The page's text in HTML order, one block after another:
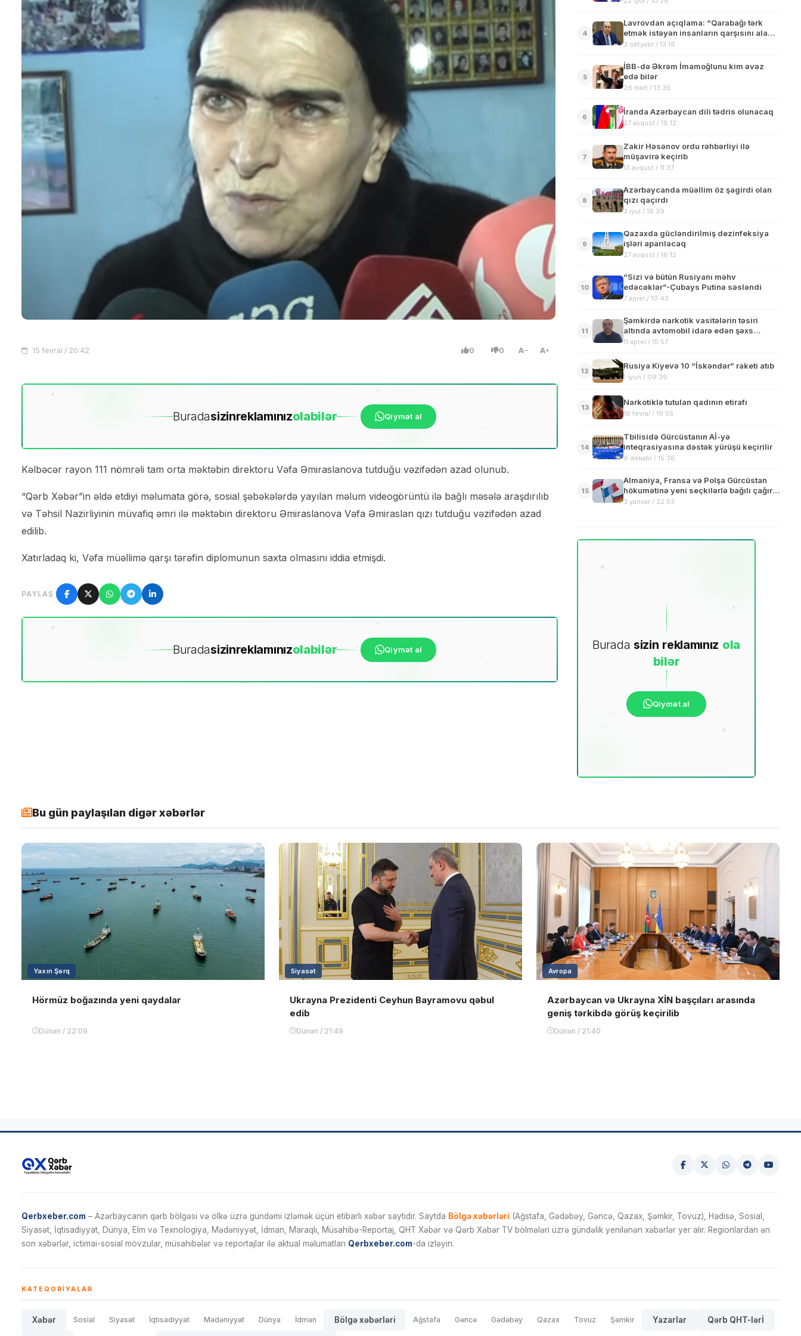
15 fevral / 20:42 0 0 A A
Buradasizinreklamınızolabilər Qiymət al
Kəlbəcər rayon 111 nömrəli tam orta məktəbin direktoru Vəfa Əmiraslanova tutduğu vəzifədən azad olunub.
“Qərb Xəbər”in əldə etdiyi məlumata görə, sosial şəbəkələrdə yayılan məlum videogörüntü ilə bağlı məsələ araşdırılıb
və Təhsil Nazirliyinin müvafiq əmri ilə məktəbin direktoru Əmiraslanova Vəfa Əmiraslan qızı tutduğu vəzifədən azad
edilib.
Xatırladaq ki, Vəfa müəllimə qarşı tərəfin diplomunun saxta olmasını iddia etmişdi.
PAYLAŞ
Buradasizinreklamınızolabilər Qiymət al
4
Lavrovdan açıqlama: “Qarabağı tərk
etmək istəyən insanların qarşısını ala
bilmərik”
3 oktyabr / 13:16
5
İBB-də Əkrəm İmamoğlunu kim əvəz
edə bilər
26 mart / 13:36
6
İranda Azərbaycan dili tədris olunacaq
27 avqust / 18:12
7
Zakir Həsənov ordu rəhbərliyi ilə
müşavirə keçirib
13 avqust / 11:37
8
Azərbaycanda müəllim öz şagirdi olan
qızı qaçırdı
3 iyul / 18:39
9
Qazaxda gücləndirilmiş dezinfeksiya
işləri aparılacaq
27 avqust / 16:12
10
“Sizi və bütün Rusiyanı məhv
edəcəklər”-Çubays Putinə səsləndi
7 aprel / 10:43
11
Şəmkirdə narkotik vasitələrin təsiri
altında avtomobil idarə edən şəxs
saxlanılıb
11 aprel / 15:57
12
Rusiya Kiyevə 10 “İskəndər” raketi atıb
1 iyun / 09:39
13
Narkotiklə tutulan qadının etirafı
16 fevral / 19:55
14
Tbilisidə Gürcüstanın Aİ-yə
inteqrasiyasına dəstək yürüşü keçirilir
9 dekabr / 15:36
15
Almaniya, Fransa və Polşa Gürcüstan
hökumətinə yeni seçkilərlə bağılı çağırış
edib
3 yanvar / 22:53
Burada sizin reklamınız ola
bilər
Qiymət al
Bu gün paylaşılan digər xəbərlər
Yaxın Şərq
Hörmüz boğazında yeni qaydalar
Dünən / 22:09
Siyasət
Ukrayna Prezidenti Ceyhun Bayramovu qəbul
edib
Dünən / 21:49
Avropa
Azərbaycan və Ukrayna XİN başçıları arasında
geniş tərkibdə görüş keçirilib
Dünən / 21:40
Qerbxeber.com – Azərbaycanın qərb bölgəsi və ölkə üzrə gündəmi izləmək üçün etibarlı xəbər saytıdır. Saytda Bölgə xəbərləri (Ağstafa, Gədəbəy, Gəncə, Qazax, Şəmkir, Tovuz), Hadisə, Sosial,
Siyasət, İqtisadiyyat, Dünya, Elm və Texnologiya, Mədəniyyət, İdman, Maraqlı, Müsahibə-Reportaj, QHT Xəbər və Qərb Xəbər TV bölmələri üzrə gündəlik yenilənən xəbərlər yer alır. Regionlardan ən
son xəbərlər, ictimai-sosial mövzular, müsahibələr və reportajlar ilə aktual məlumatları Qerbxeber.com-da izləyin.
KATEQORIYALAR
Xəbər Sosial Siyasət İqtisadiyyat Mədəniyyət Dünya İdman Bölgə xəbərləri Ağstafa Gəncə Gədəbəy Qazax Tovuz Şəmkir Yazarlar Qərb QHT-lərİ